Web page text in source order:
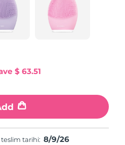
$ 63.51
tarihi: 8/9/26